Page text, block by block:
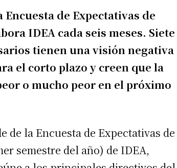
Encuesta de Expectativas de
IDEA cada seis meses. Siete
tienen una visión negativa
el corto plazo y creen que la
o mucho peor en el próximo
de la Encuesta de Expectativas de
semestre del año) de IDEA,